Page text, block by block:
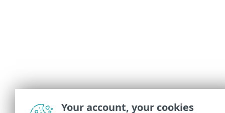
Your account, your cookies